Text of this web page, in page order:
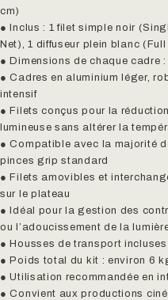
cm)
● Inclus : 1 filet simple noir
Net), 1 diffuseur plein blanc
● Dimensions de chaque cadre :
● Cadres en aluminium léger,
intensif
● Filets conçus pour la
lumineuse sans altérer la
● Compatible avec la majorité
pinces grip standard
● Filets amovibles et
sur le plateau
● Idéal pour la gestion des
ou l’adoucissement de la
● Housses de transport
● Poids total du kit : environ 6
● Utilisation recommandée en
● Convient aux productions